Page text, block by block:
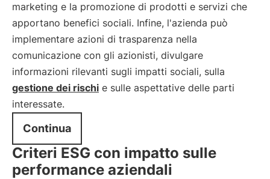
marketing e la promozione di prodotti e servizi che
apportano benefici sociali. Infine, l'azienda può
implementare azioni di trasparenza nella
comunicazione con gli azionisti, divulgare
informazioni rilevanti sugli impatti sociali, sulla
gestione dei rischi e sulle aspettative delle parti
interessate.
Continua
Criteri ESG con impatto sulle
performance aziendali